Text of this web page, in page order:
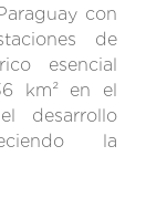
con
de
esencial
km² en el
desarrollo
la